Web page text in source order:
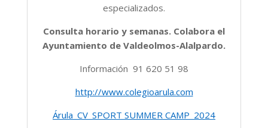
especializados.
Consulta horario y semanas. Colabora el
Ayuntamiento de Valdeolmos-Alalpardo.
Información 91 620 51 98
http://www.colegioarula.com
Árula_CV_SPORT SUMMER CAMP_2024